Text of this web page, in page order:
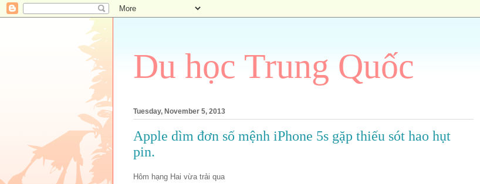
Du học Trung Quốc
Tuesday, November 5, 2013
Apple dìm đơn số mệnh iPhone 5s gặp thiếu sót hao hụt
pin.
Hôm hạng Hai vừa trải qua